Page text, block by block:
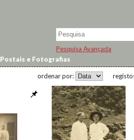
Pesquisa Avançada
Postais e Fotografias
ordenar por: